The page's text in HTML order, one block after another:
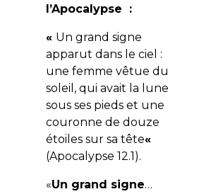
l’Apocalypse :
« Un grand signe
apparut dans le ciel :
une femme vêtue du
soleil, qui avait la lune
sous ses pieds et une
couronne de douze
étoiles sur sa tête«
(Apocalypse 12.1).
«Un grand signe…